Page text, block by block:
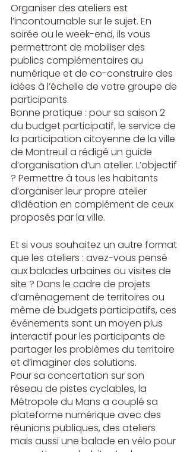
Organiser des ateliers est
l’incontournable sur le sujet. En
soirée ou le week-end, ils vous
permettront de mobiliser des
publics complémentaires au
numérique et de co-construire des
idées à l’échelle de votre groupe de
participants.
Bonne pratique : pour sa saison 2
du budget participatif, le service de
la participation citoyenne de la ville
de Montreuil a rédigé un guide
d’organisation d’un atelier. L’objectif
? Permettre à tous les habitants
d’organiser leur propre atelier
d’idéation en complément de ceux
proposés par la ville.
Et si vous souhaitez un autre format
que les ateliers : avez-vous pensé
aux balades urbaines ou visites de
site ? Dans le cadre de projets
d’aménagement de territoires ou
même de budgets participatifs, ces
événements sont un moyen plus
interactif pour les participants de
partager les problèmes du territoire
et d’imaginer des solutions.
Pour sa concertation sur son
réseau de pistes cyclables, la
Métropole du Mans a couplé sa
plateforme numérique avec des
réunions publiques, des ateliers
mais aussi une balade en vélo pour